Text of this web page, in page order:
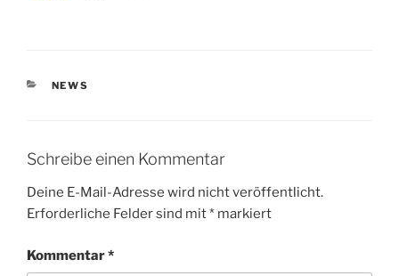
KATEGORIEN
NEWS
Schreibe einen Kommentar
Deine E-Mail-Adresse wird nicht veröffentlicht.
Erforderliche Felder sind mit* markiert
Kommentar*